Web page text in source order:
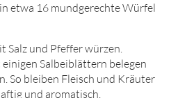
etwa 16 mundgerechte Würfel
Salz und Pfeffer würzen.
Salbeiblättern belegen
So bleiben Fleisch und Kräuter
und aromatisch.